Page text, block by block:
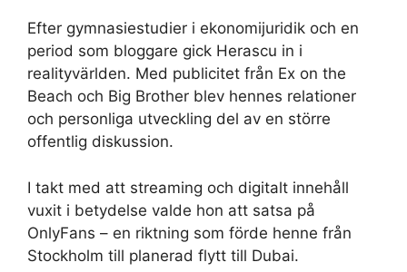
Efter gymnasiestudier i ekonomijuridik och en
period som bloggare gick Herascu in i
realityvärlden. Med publicitet från Ex on the
Beach och Big Brother blev hennes relationer
och personliga utveckling del av en större
offentlig diskussion.
I takt med att streaming och digitalt innehåll
vuxit i betydelse valde hon att satsa på
OnlyFans – en riktning som förde henne från
Stockholm till planerad flytt till Dubai.